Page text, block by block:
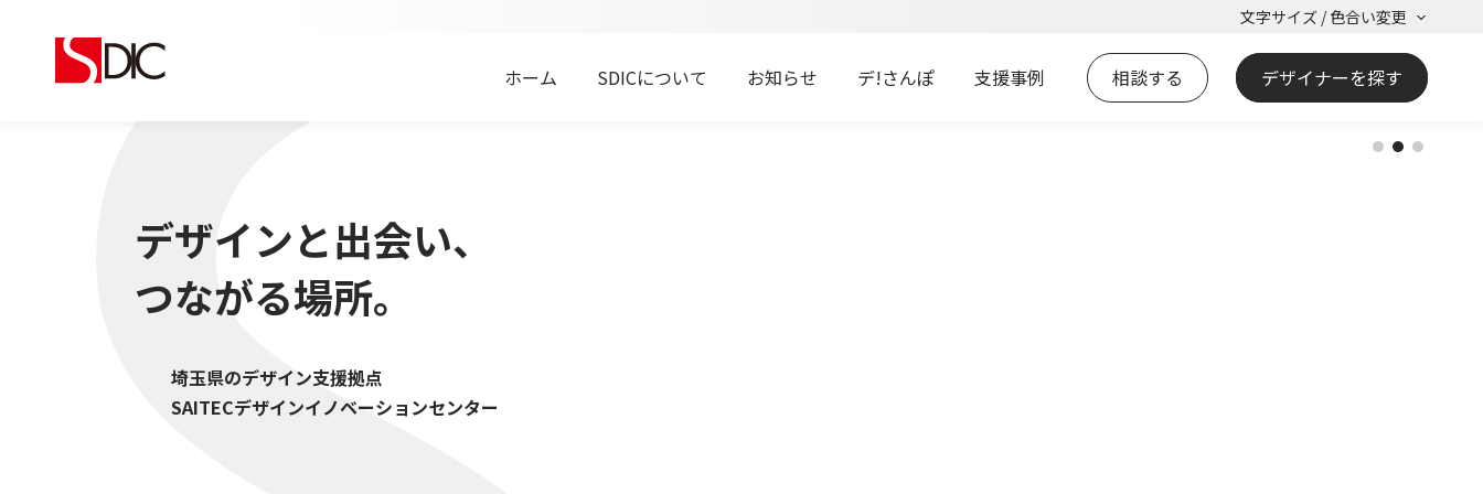
文字サイズ / 色合い変更
ホーム SDICについて お知らせ デ!さんぽ 支援事例 相談する デザイナーを探す
デザインと出会い、
つながる場所。
埼玉県のデザイン支援拠点
SAITECデザインイノベーションセンター
課題解決策をともに考える
デザイナーとのマッチング
販路開拓まで
ワンストップで支援
各種デザイン
セミナー開催